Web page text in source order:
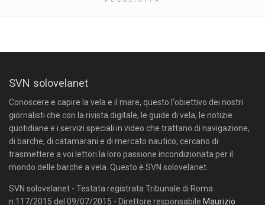
SVN solovelanet
Conoscere e capire la vela e il mare, questo l'obiettivo dei nostri
giornalisti che con la rivista digitale, le guide di vela, le notizie
quotidiane e i servizi speciali in video che trattano di navigazione,
di barche, di catamarani e di mercato nautico, cercano di
trasmettere a voi lettori la loro passione incondizionata per il
mondo delle barche a vela. Questo è SVN solovelanet.
SVN solovelanet - Testata registrata Tribunale di Roma
n.117/2015 del 09/07/2015 - Direttore responsabile Maurizio